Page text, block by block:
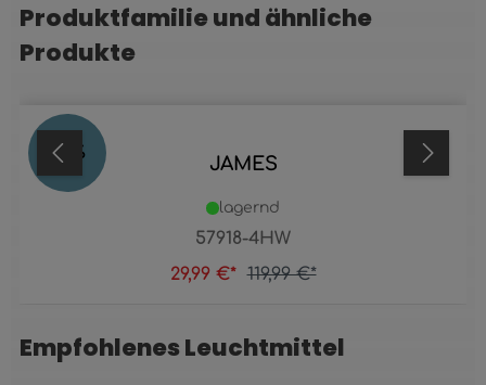
Produktgalerie überspringen
Produktfamilie und ähnliche
Produkte
75 % JAMES
57918-4HW
lagernd
29,99 €* 119,99 €*
Produktgalerie überspringen
Empfohlenes Leuchtmittel